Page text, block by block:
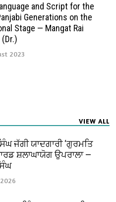
and Script for the
Generations on the
Stage — Mangat Rai
2023
VIEW ALL
ਜੱਗੀ ਯਾਦਗਾਰੀ ‘ਗੁਰਮਤਿ
ਸ਼ਲਾਘਾਯੋਗ ਉਪਰਾਲਾ —